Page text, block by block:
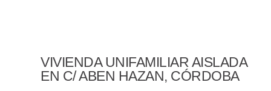
VIVIENDA UNIFAMILIAR AISLADA
EN C/ ABEN HAZAN, CÓRDOBA